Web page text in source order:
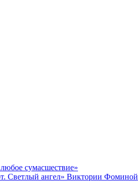
сумасшествие»
Светлый ангел» Виктории Фоминой